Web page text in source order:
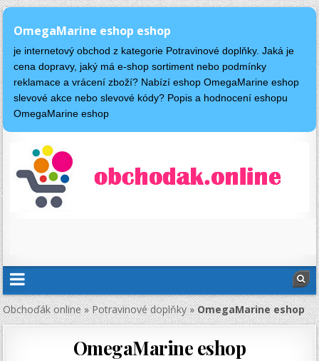
OmegaMarine eshop eshop
je internetový obchod z kategorie Potravinové doplňky. Jaká je
cena dopravy, jaký má e-shop sortiment nebo podmínky
reklamace a vrácení zboží? Nabízí eshop OmegaMarine eshop
slevové akce nebo slevové kódy? Popis a hodnocení eshopu
OmegaMarine eshop
Obchoďák online»Potravinové doplňky»OmegaMarine eshop
OmegaMarine eshop